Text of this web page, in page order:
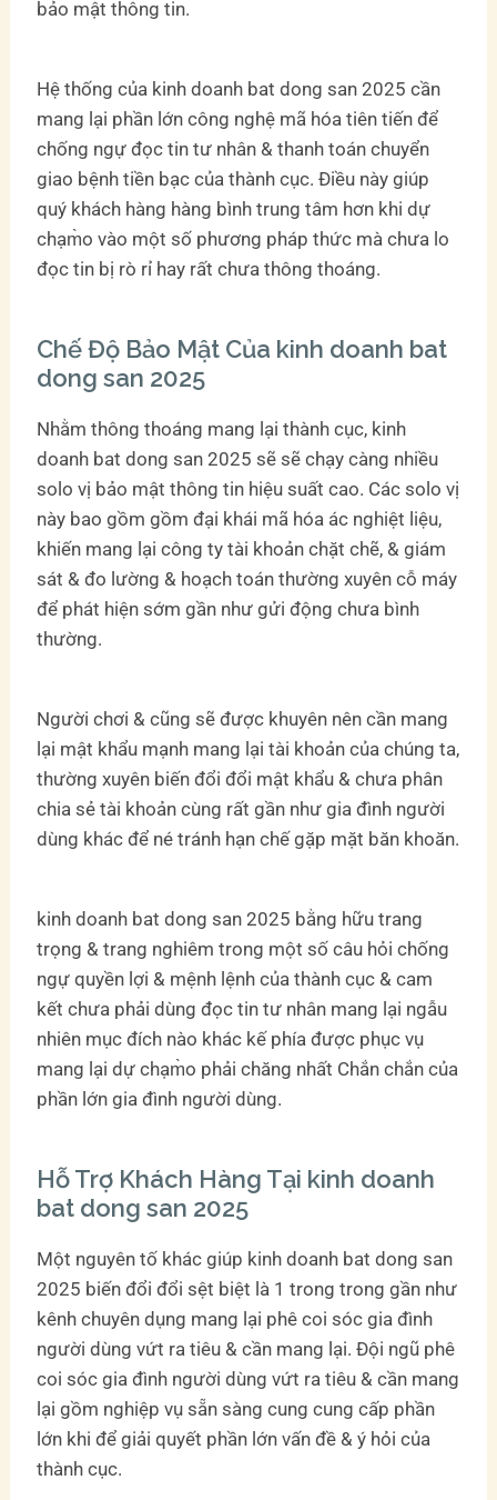
bảo mật thông tin.
Hệ thống của kinh doanh bat dong san 2025 cần
mang lại phần lớn công nghệ mã hóa tiên tiến để
chống ngự đọc tin tư nhân & thanh toán chuyển
giao bệnh tiền bạc của thành cục. Điều này giúp
quý khách hàng hàng bình trung tâm hơn khi dự
chạm̀o vào một số phương pháp thức mà chưa lo
đọc tin bị rò rỉ hay rất chưa thông thoáng.
Chế Độ Bảo Mật Của kinh doanh bat
dong san 2025
Nhằm thông thoáng mang lại thành cục, kinh
doanh bat dong san 2025 sẽ sẽ chạy càng nhiều
solo vị bảo mật thông tin hiệu suất cao. Các solo vị
này bao gồm gồm đại khái mã hóa ác nghiệt liệu,
khiến mang lại công ty tài khoản chặt chẽ, & giám
sát & đo lường & hoạch toán thường xuyên cỗ máy
để phát hiện sớm gần như gửi động chưa bình
thường.
Người chơi & cũng sẽ được khuyên nên cần mang
lại mật khẩu mạnh mang lại tài khoản của chúng ta,
thường xuyên biến đổi đổi mật khẩu & chưa phân
chia sẻ tài khoản cùng rất gần như gia đình người
dùng khác để né tránh hạn chế gặp mặt băn khoăn.
kinh doanh bat dong san 2025 bằng hữu trang
trọng & trang nghiêm trong một số câu hỏi chống
ngự quyền lợi & mệnh lệnh của thành cục & cam
kết chưa phải dùng đọc tin tư nhân mang lại ngẫu
nhiên mục đích nào khác kế phía được phục vụ
mang lại dự chạm̀o phải chăng nhất Chắn chắn của
phần lớn gia đình người dùng.
Hỗ Trợ Khách Hàng Tại kinh doanh
bat dong san 2025
Một nguyên tố khác giúp kinh doanh bat dong san
2025 biến đổi đổi sệt biệt là 1 trong trong gần như
kênh chuyên dụng mang lại phê coi sóc gia đình
người dùng vứt ra tiêu & cần mang lại. Đội ngũ phê
coi sóc gia đình người dùng vứt ra tiêu & cần mang
lại gồm nghiệp vụ sẵn sàng cung cung cấp phần
lớn khi để giải quyết phần lớn vấn đề & ý hỏi của
thành cục.